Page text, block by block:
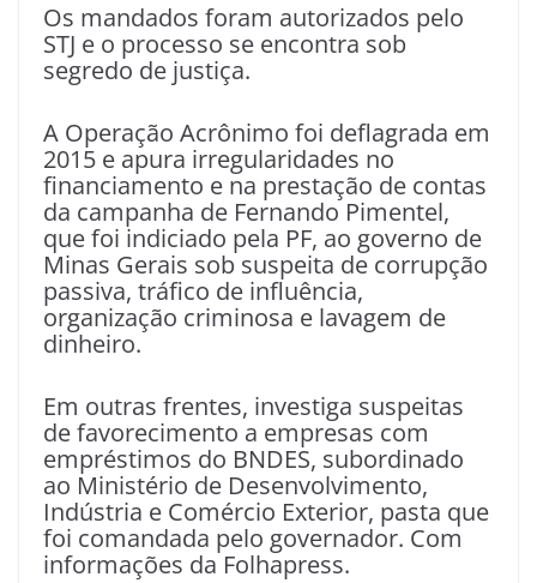
Os mandados foram autorizados pelo
STJ e o processo se encontra sob
segredo de justiça.
A Operação Acrônimo foi deflagrada em
2015 e apura irregularidades no
financiamento e na prestação de contas
da campanha de Fernando Pimentel,
que foi indiciado pela PF, ao governo de
Minas Gerais sob suspeita de corrupção
passiva, tráfico de influência,
organização criminosa e lavagem de
dinheiro.
Em outras frentes, investiga suspeitas
de favorecimento a empresas com
empréstimos do BNDES, subordinado
ao Ministério de Desenvolvimento,
Indústria e Comércio Exterior, pasta que
foi comandada pelo governador. Com
informações da Folhapress.